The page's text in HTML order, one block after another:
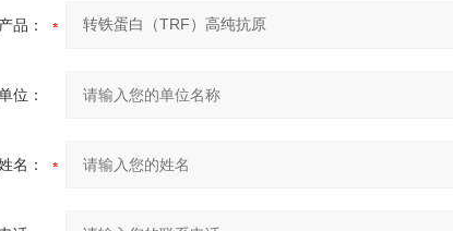
产品：
位：
名：